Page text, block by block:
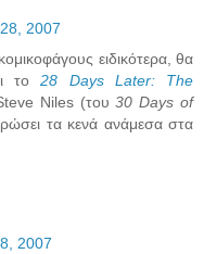
2007
ειδικότερα, θα
το28 Days Later: The
Niles (του30 Days of
τα κενά ανάμεσα στα
2007